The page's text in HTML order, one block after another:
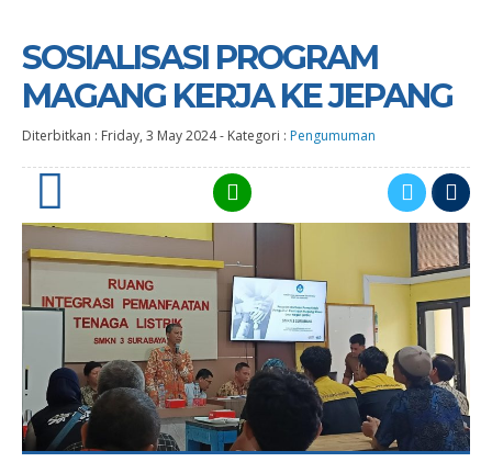
SOSIALISASI PROGRAM
MAGANG KERJA KE JEPANG
Diterbitkan : Friday, 3 May 2024- Kategori : Pengumuman